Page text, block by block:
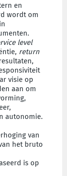
en
wordt om
level
return
visie op
aan om
autonomie.
van
het bruto
is op